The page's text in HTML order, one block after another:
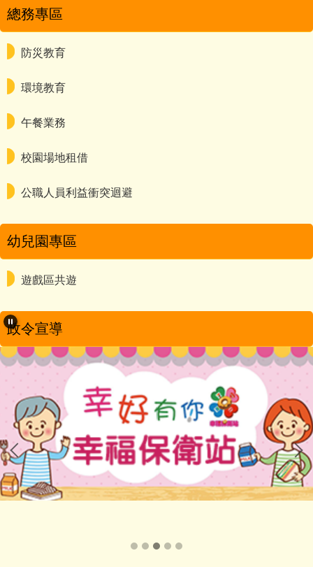
總務專區
防災教育
環境教育
午餐業務
校園場地租借
公職人員利益衝突迴避
幼兒園專區
遊戲區共遊
政令宣導